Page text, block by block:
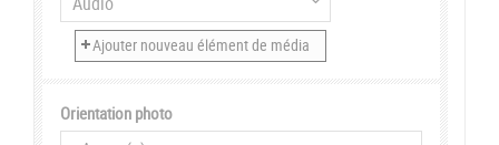
Orientation photo